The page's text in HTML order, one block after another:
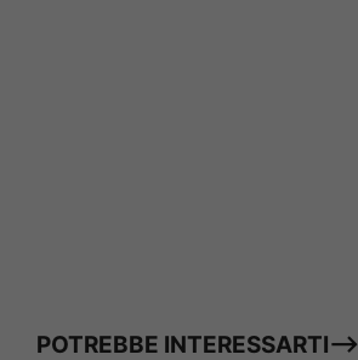
POTREBBE INTERESSARTI–>